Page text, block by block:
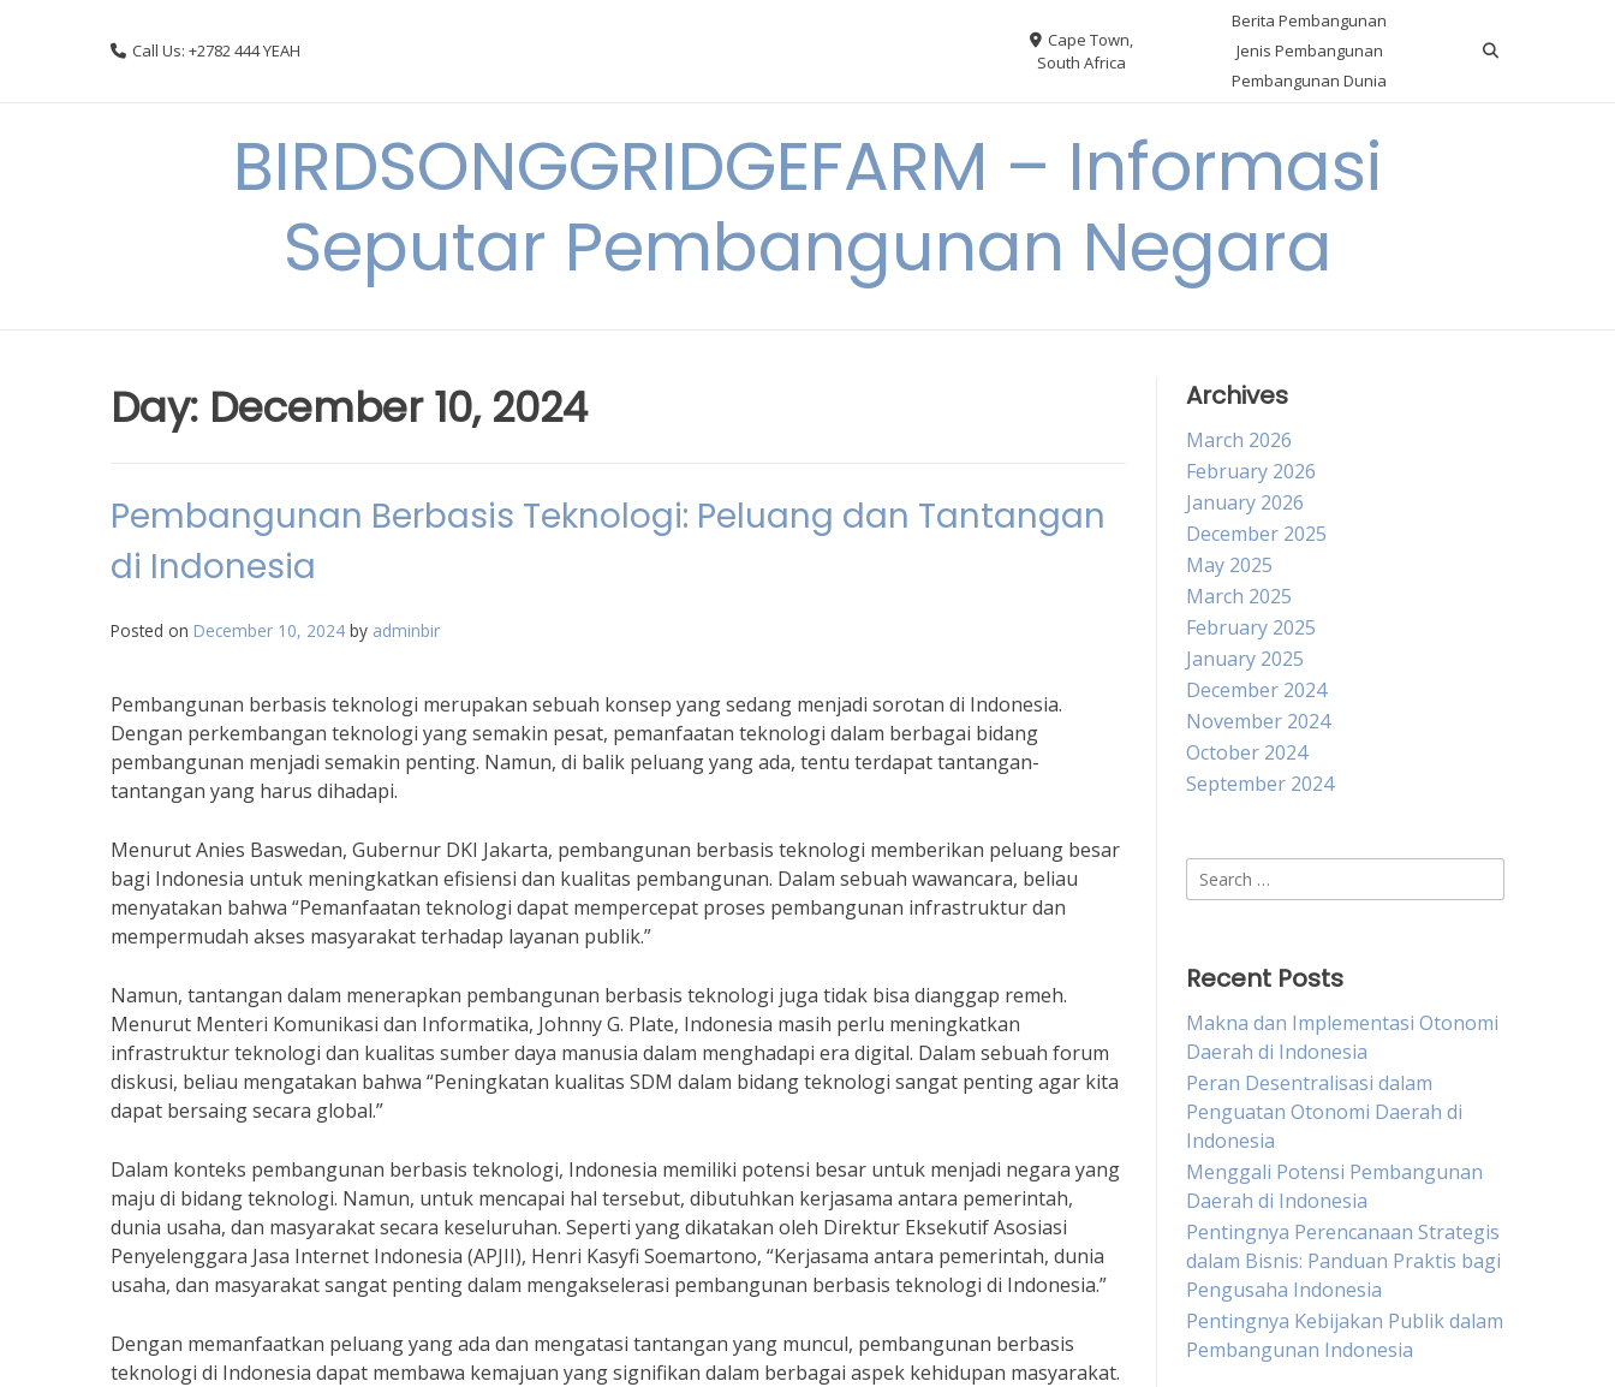
Call Us: +2782 444 YEAH
Cape Town,
South Africa
Berita Pembangunan
Jenis Pembangunan
Pembangunan Dunia
BIRDSONGGRIDGEFARM – Informasi
Seputar Pembangunan Negara
Day: December 10, 2024
Pembangunan Berbasis Teknologi: Peluang dan Tantangan
di Indonesia
Posted on December 10, 2024 by adminbir
Pembangunan berbasis teknologi merupakan sebuah konsep yang sedang menjadi sorotan di Indonesia.
Dengan perkembangan teknologi yang semakin pesat, pemanfaatan teknologi dalam berbagai bidang
pembangunan menjadi semakin penting. Namun, di balik peluang yang ada, tentu terdapat tantangan-
tantangan yang harus dihadapi.
Menurut Anies Baswedan, Gubernur DKI Jakarta, pembangunan berbasis teknologi memberikan peluang besar
bagi Indonesia untuk meningkatkan efisiensi dan kualitas pembangunan. Dalam sebuah wawancara, beliau
menyatakan bahwa “Pemanfaatan teknologi dapat mempercepat proses pembangunan infrastruktur dan
mempermudah akses masyarakat terhadap layanan publik.”
Namun, tantangan dalam menerapkan pembangunan berbasis teknologi juga tidak bisa dianggap remeh.
Menurut Menteri Komunikasi dan Informatika, Johnny G. Plate, Indonesia masih perlu meningkatkan
infrastruktur teknologi dan kualitas sumber daya manusia dalam menghadapi era digital. Dalam sebuah forum
diskusi, beliau mengatakan bahwa “Peningkatan kualitas SDM dalam bidang teknologi sangat penting agar kita
dapat bersaing secara global.”
Dalam konteks pembangunan berbasis teknologi, Indonesia memiliki potensi besar untuk menjadi negara yang
maju di bidang teknologi. Namun, untuk mencapai hal tersebut, dibutuhkan kerjasama antara pemerintah,
dunia usaha, dan masyarakat secara keseluruhan. Seperti yang dikatakan oleh Direktur Eksekutif Asosiasi
Penyelenggara Jasa Internet Indonesia (APJII), Henri Kasyfi Soemartono, “Kerjasama antara pemerintah, dunia
usaha, dan masyarakat sangat penting dalam mengakselerasi pembangunan berbasis teknologi di Indonesia.”
Dengan memanfaatkan peluang yang ada dan mengatasi tantangan yang muncul, pembangunan berbasis
teknologi di Indonesia dapat membawa kemajuan yang signifikan dalam berbagai aspek kehidupan masyarakat.
Archives
March 2026
February 2026
January 2026
December 2025
May 2025
March 2025
February 2025
January 2025
December 2024
November 2024
October 2024
September 2024
Search
for:
Recent Posts
Makna dan Implementasi Otonomi
Daerah di Indonesia
Peran Desentralisasi dalam
Penguatan Otonomi Daerah di
Indonesia
Menggali Potensi Pembangunan
Daerah di Indonesia
Pentingnya Perencanaan Strategis
dalam Bisnis: Panduan Praktis bagi
Pengusaha Indonesia
Pentingnya Kebijakan Publik dalam
Pembangunan Indonesia